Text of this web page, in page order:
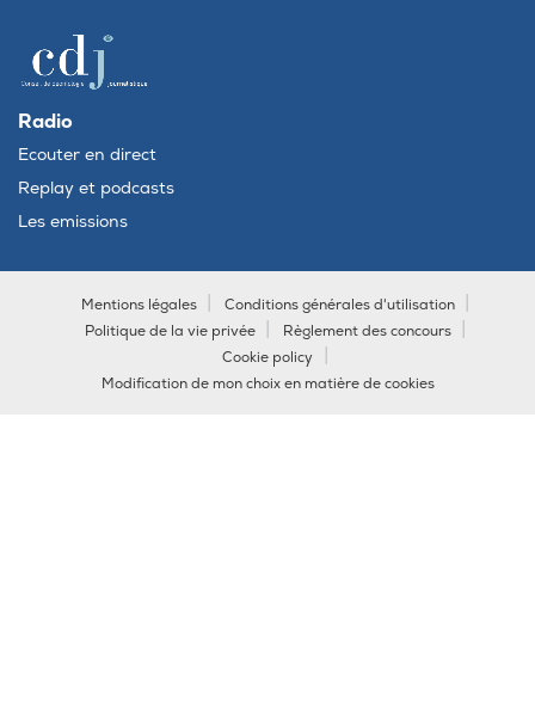
Radio
Ecouter en direct
Replay et podcasts
Les emissions
Mentions légales
Conditions générales d'utilisation
Politique de la vie privée
Règlement des concours
Cookie policy
Modification de mon choix en matière de cookies